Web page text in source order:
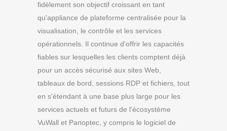
fidèlement son objectif croissant en tant
qu'appliance de plateforme centralisée pour la
visualisation, le contrôle et les services
opérationnels. Il continue d'offrir les capacités
fiables sur lesquelles les clients comptent déjà
pour un accès sécurisé aux sites Web,
tableaux de bord, sessions RDP et fichiers, tout
en s'étendant à une base plus large pour les
services actuels et futurs de l'écosystème
VuWall et Panoptec, y compris le logiciel de